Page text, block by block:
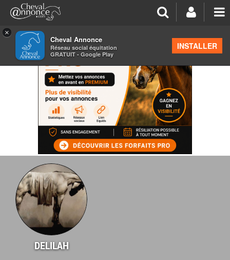
×
Cheval Annonce
Réseau social équitation
GRATUIT - Google Play
INSTALLER
DELILAH